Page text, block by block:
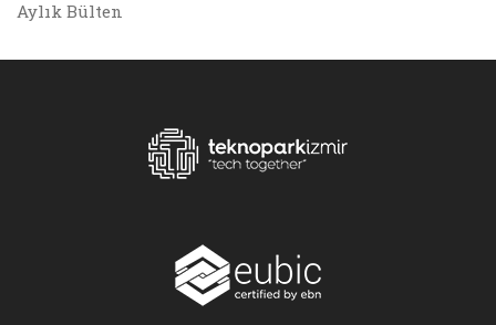
Aylık Bülten